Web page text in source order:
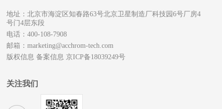
地址：北京市海淀区知春路63号北京卫星制造厂科技园6号厂房4
号门4层东段
电话：400-108-7908
邮箱：marketing@acchrom-tech.com
版权信息备案信息 京ICP备18039249号
关注我们